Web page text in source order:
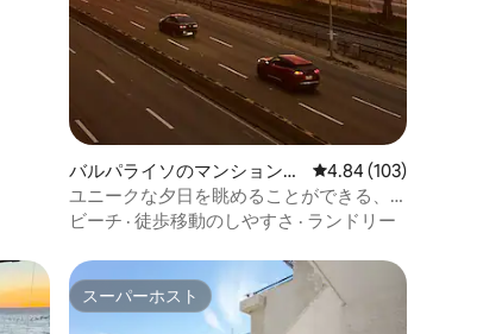
バルパライソのマンション・
アパート
レビュー103件、5つ
4.84 (103)
ユニークな夕日を眺めることができる、
海に面したモダンなアパート
ビーチ · 徒歩移動のしやすさ · ランドリー
スーパーホスト
スーパーホスト